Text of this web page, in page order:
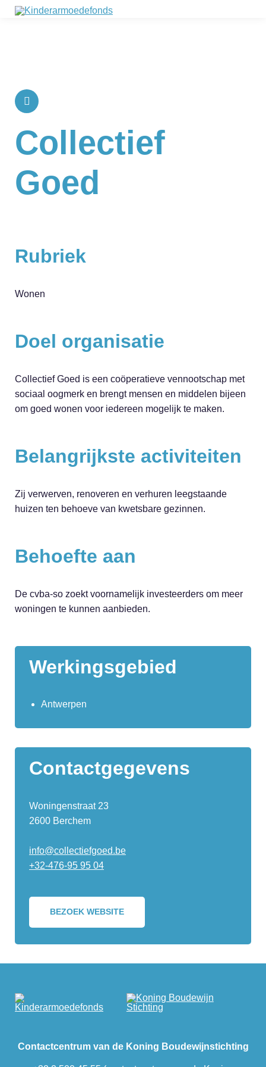
Collectief
Goed
Rubriek
Wonen
Doel organisatie
Collectief Goed is een coöperatieve vennootschap met
sociaal oogmerk en brengt mensen en middelen bijeen
om goed wonen voor iedereen mogelijk te maken.
Belangrijkste activiteiten
Zij verwerven, renoveren en verhuren leegstaande
huizen ten behoeve van kwetsbare gezinnen.
Behoefte aan
De cvba-so zoekt voornamelijk investeerders om meer
woningen te kunnen aanbieden.
Werkingsgebied
Antwerpen
Contactgegevens
Woningenstraat 23
2600 Berchem
info@collectiefgoed.be
+32-476-95 95 04
BEZOEK WEBSITE
Contactcentrum van de Koning Boudewijnstichting